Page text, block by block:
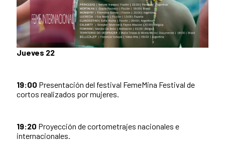
Jueves 22
19:00 Presentación del festival FemeMina Festival de
cortos realizados por mujeres.
19:20 Proyección de cortometrajes nacionales e
internacionales.